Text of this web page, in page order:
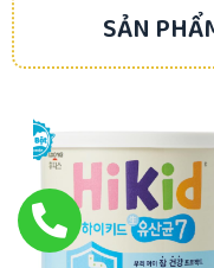
SẢN